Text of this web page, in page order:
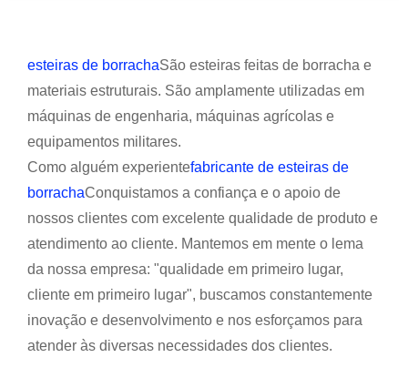
esteiras de borrachaSão esteiras feitas de borracha e
materiais estruturais. São amplamente utilizadas em
máquinas de engenharia, máquinas agrícolas e
equipamentos militares.
Como alguém experientefabricante de esteiras de
borrachaConquistamos a confiança e o apoio de
nossos clientes com excelente qualidade de produto e
atendimento ao cliente. Mantemos em mente o lema
da nossa empresa: "qualidade em primeiro lugar,
cliente em primeiro lugar", buscamos constantemente
inovação e desenvolvimento e nos esforçamos para
atender às diversas necessidades dos clientes.